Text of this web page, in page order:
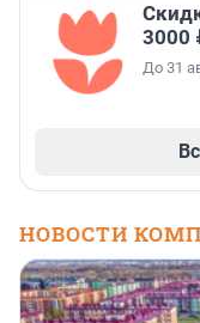
3000
До 31
НОВОСТИ